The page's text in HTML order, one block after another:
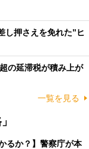
し押さえを免れた”ヒ
の延滞税が積み上が
一覧を見る
るか？】警察庁が本